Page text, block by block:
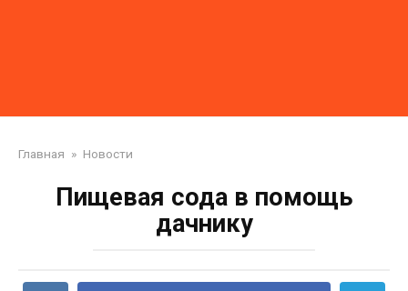
Главная » Новости
Пищевая сода в помощь
дачнику